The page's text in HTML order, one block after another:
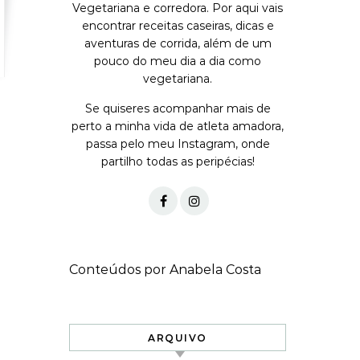
Vegetariana e corredora. Por aqui vais
encontrar receitas caseiras, dicas e
aventuras de corrida, além de um
pouco do meu dia a dia como
vegetariana.
Se quiseres acompanhar mais de
perto a minha vida de atleta amadora,
passa pelo meu Instagram, onde
partilho todas as peripécias!
Conteúdos por Anabela Costa
ARQUIVO